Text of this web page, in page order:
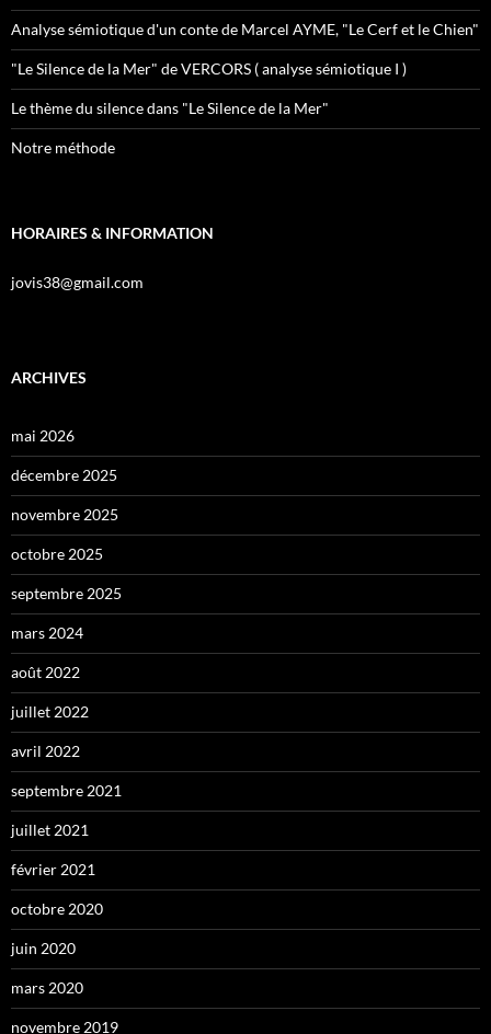
Analyse sémiotique d'un conte de Marcel AYME, "Le Cerf et le Chien"
"Le Silence de la Mer" de VERCORS ( analyse sémiotique I )
Le thème du silence dans "Le Silence de la Mer"
Notre méthode
HORAIRES & INFORMATION
jovis38@gmail.com
ARCHIVES
mai 2026
décembre 2025
novembre 2025
octobre 2025
septembre 2025
mars 2024
août 2022
juillet 2022
avril 2022
septembre 2021
juillet 2021
février 2021
octobre 2020
juin 2020
mars 2020
novembre 2019